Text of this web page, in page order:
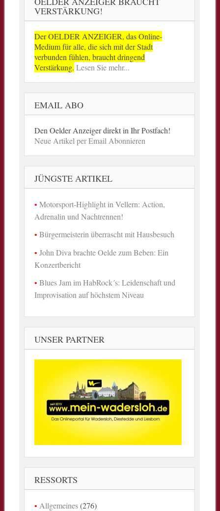
VERSTÄRKUNG!
Der OELDER ANZEIGER, das Online-
Medium für alle, die sich mit der Stadt
verbunden fühlen, braucht dringend
Verstärkung. Lesen Sie mehr...
EMAIL ABO
Den Oelder Anzeiger direkt in Ihr Postfach!
Neue Artikel per Email Abonnieren
JÜNGSTE ARTIKEL
Motorsport-Highlight in Vellern: Action,
Adrenalin und Nachtrennen!
Bürgermeisterin überrascht mit Hausbesuch
John Diva brachte Oelde zum Beben: Ein
Konzertbericht
Blues Jam im HabRock´s: Leidenschaft und
Improvisation auf höchstem Niveau
UNSER PARTNER
RESSORTS
Allgemeines(276)